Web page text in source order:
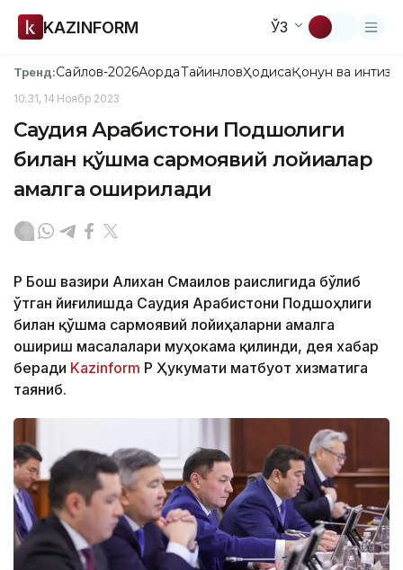
KAZINFORM ЎЗ
Тренд:Сайлов-2026АқордаТайинловҲодисаҚонун ва
10:31, 14 Ноябр 2023
Саудия Арабистони Подшоҳлиги
билан қўшма сармоявий лойиҳалар
амалга оширилади
ҚР Бош вазири Алихан Смаилов раислигида бўлиб
ўтган йиғилишда Саудия Арабистони Подшоҳлиги
билан қўшма сармоявий лойиҳаларни амалга
ошириш масалалари муҳокама қилинди, дея хабар
беради Kazinform ҚР Ҳукумати матбуот хизматига
таяниб.